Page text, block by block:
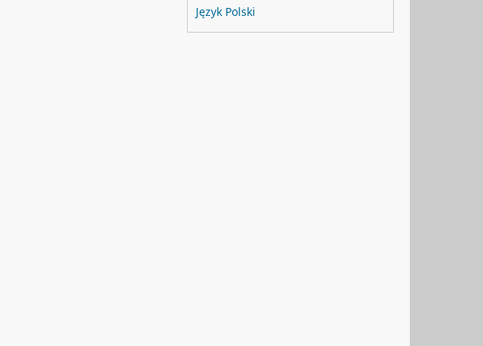
Język Polski